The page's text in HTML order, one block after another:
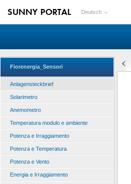
SUNNY PORTAL Deutsch
Fiorenergia_Sensori
Anlagensteckbrief
Solarimetro
Anemometro
Temperatura modulo e ambiente
Potenza e Irraggiamento
Potenza e Temperatura
Potenza e Vento
Energia e Irraggiamento